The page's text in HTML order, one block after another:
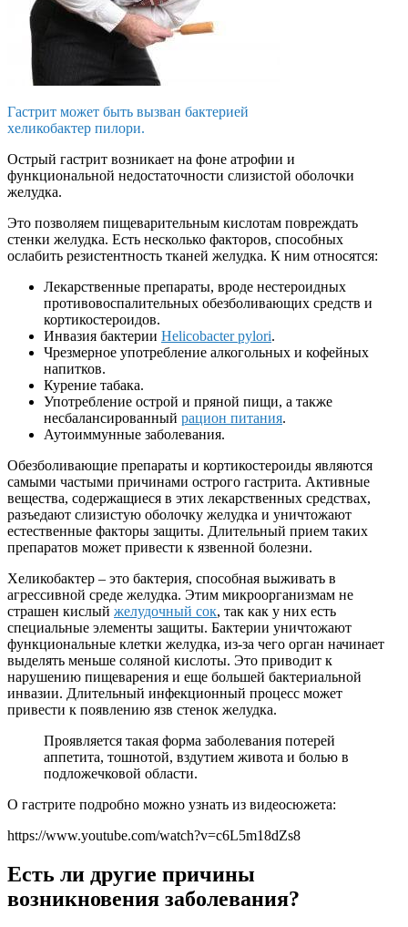
Гастрит может быть вызван бактерией
хеликобактер пилори.
Острый гастрит возникает на фоне атрофии и
функциональной недостаточности слизистой оболочки
желудка.
Это позволяем пищеварительным кислотам повреждать
стенки желудка. Есть несколько факторов, способных
ослабить резистентность тканей желудка. К ним относятся:
Лекарственные препараты, вроде нестероидных
противовоспалительных обезболивающих средств и
кортикостероидов.
Инвазия бактерии Helicobacter pylori.
Чрезмерное употребление алкогольных и кофейных
напитков.
Курение табака.
Употребление острой и пряной пищи, а также
несбалансированный рацион питания.
Аутоиммунные заболевания.
Обезболивающие препараты и кортикостероиды являются
самыми частыми причинами острого гастрита. Активные
вещества, содержащиеся в этих лекарственных средствах,
разъедают слизистую оболочку желудка и уничтожают
естественные факторы защиты. Длительный прием таких
препаратов может привести к язвенной болезни.
Хеликобактер – это бактерия, способная выживать в
агрессивной среде желудка. Этим микроорганизмам не
страшен кислый желудочный сок, так как у них есть
специальные элементы защиты. Бактерии уничтожают
функциональные клетки желудка, из-за чего орган начинает
выделять меньше соляной кислоты. Это приводит к
нарушению пищеварения и еще большей бактериальной
инвазии. Длительный инфекционный процесс может
привести к появлению язв стенок желудка.
Проявляется такая форма заболевания потерей
аппетита, тошнотой, вздутием живота и болью в
подложечковой области.
О гастрите подробно можно узнать из видеосюжета:
https://www.youtube.com/watch?v=c6L5m18dZs8
Есть ли другие причины
возникновения заболевания?